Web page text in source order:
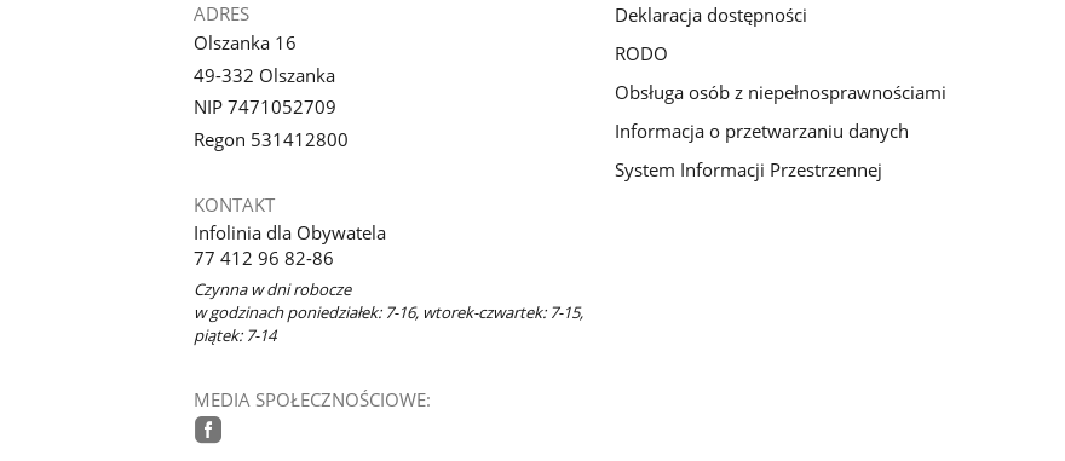
ADRES
Olszanka 16
49-332 Olszanka
NIP 7471052709
Regon 531412800
KONTAKT
Infolinia dla Obywatela
77 412 96 82-86
Czynna w dni robocze
w godzinach poniedziałek: 7-16, wtorek-czwartek: 7-15,
piątek: 7-14
MEDIA SPOŁECZNOŚCIOWE:
Deklaracja dostępności
RODO
Obsługa osób z niepełnosprawnościami
Informacja o przetwarzaniu danych
System Informacji Przestrzennej